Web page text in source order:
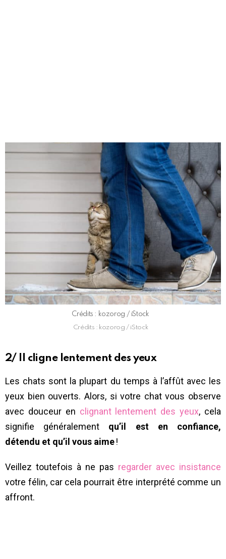
Crédits : kozorog / iStock
Crédits : kozorog / iStock
2/ Il cligne lentement des yeux
Les chats sont la plupart du temps à l’affût avec les
yeux bien ouverts. Alors, si votre chat vous observe
avec douceur en clignant lentement des yeux, cela
signifie généralement qu’il est en confiance,
détendu et qu’il vous aime!
Veillez toutefois à ne pas regarder avec insistance
votre félin, car cela pourrait être interprété comme un
affront.